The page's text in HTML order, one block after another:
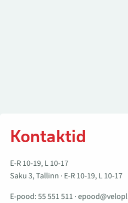
Kontaktid
E-R 10-19, L 10-17
Saku 3, Tallinn · E-R 10-19, L 10-17
E-pood:55 551 511 ·